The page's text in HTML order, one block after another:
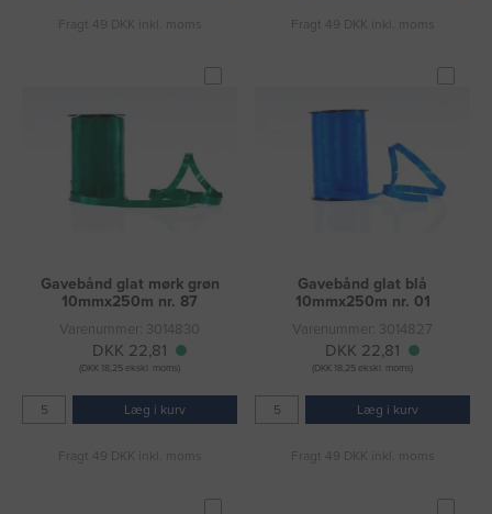
Fragt 49 DKK inkl. moms Fragt 49 DKK inkl. moms
Gavebånd glat mørk grøn
10mmx250m nr. 87
Varenummer: 3014830
DKK 22,81
(DKK 18,25 ekskl. moms)
Læg i kurv
Fragt 49 DKK inkl. moms
Gavebånd glat blå
10mmx250m nr. 01
Varenummer: 3014827
DKK 22,81
(DKK 18,25 ekskl. moms)
Læg i kurv
Fragt 49 DKK inkl. moms